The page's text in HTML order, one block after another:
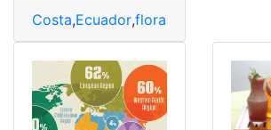
Costa,Ecuador,flora y fauna